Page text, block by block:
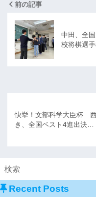
前の記事
中田、全
校将棋選
快挙！文部科学大臣杯
き、全国ベスト4進出決…
Recent Posts